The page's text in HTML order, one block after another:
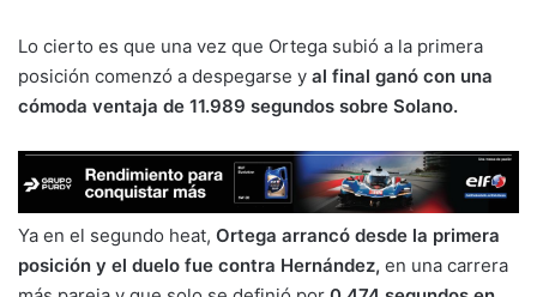
Lo cierto es que una vez que Ortega subió a la primera
posición comenzó a despegarse y al final ganó con una
cómoda ventaja de 11.989 segundos sobre Solano.
Ya en el segundo heat, Ortega arrancó desde la primera
posición y el duelo fue contra Hernández, en una carrera